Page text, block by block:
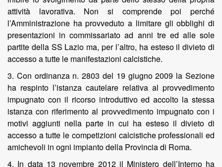
attività lavorativa. Non si comprende poi perché
l’Amministrazione ha provveduto a limitare gli obblighi di
presentazioni in commissariato ad anni tre ed alle sole
partite della SS Lazio ma, per l’altro, ha esteso il divieto di
accesso a tutte le manifestazioni calcistiche.
3. Con ordinanza n. 2803 del 19 giugno 2009 la Sezione
ha respinto l’istanza cautelare relativa al provvedimento
impugnato con il ricorso introduttivo ed accolto la stessa
istanza con riferimento al provvedimento impugnato con i
motivi aggiunti nella parte in cui ha esteso il divieto di
accesso a tutte le competizioni calcistiche professionali ed
amichevoli in ogni impianto della Provincia di Roma.
4. In data 13 novembre 2012 il Ministero dell’Interno ha